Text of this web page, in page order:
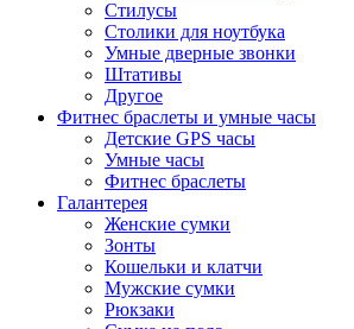
Стилусы
Столики для ноутбука
Умные дверные звонки
Штативы
Другое
Фитнес браслеты и умные часы
Детские GPS часы
Умные часы
Фитнес браслеты
Галантерея
Женские сумки
Зонты
Кошельки и клатчи
Мужские сумки
Рюкзаки